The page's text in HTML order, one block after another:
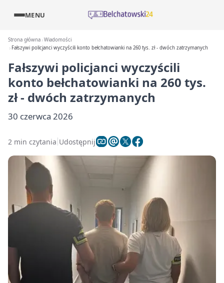
MENU
Strona główna Wiadomości
Fałszywi policjanci wyczyścili konto bełchatowianki na 260 tys. zł - dwóch zatrzymanych
Fałszywi policjanci wyczyścili
konto bełchatowianki na 260 tys.
zł - dwóch zatrzymanych
30 czerwca 2026
2 min czytania Udostępnij